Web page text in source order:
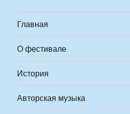
Главная
О фестивале
История
Авторская музыка